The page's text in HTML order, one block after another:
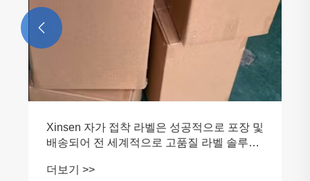
Xinsen 자가 접착 라벨은 성공적으로 포장 및
배송되어 전 세계적으로 고품질 라벨 솔루션
더보기 >>
